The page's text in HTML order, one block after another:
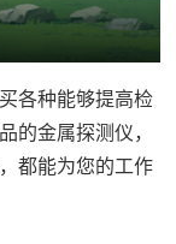
各种能够提高检
的金属探测仪，
都能为您的工作